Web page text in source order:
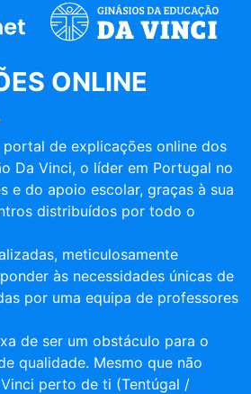
ONLINE
portal de explicações online dos
Da Vinci, o líder em Portugal no
e do apoio escolar, graças à sua
distribuídos por todo o
meticulosamente
às necessidades únicas de
por uma equipa de professores
de ser um obstáculo para o
qualidade. Mesmo que não
perto de ti (Tentúgal /